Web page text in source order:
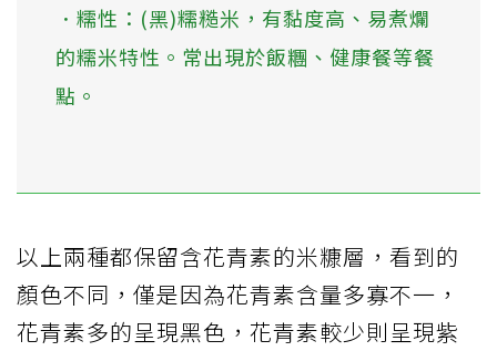
．糯性：(黑)糯糙米，有黏度高、易煮爛
的糯米特性。常出現於飯糰、健康餐等餐
點。
以上兩種都保留含花青素的米糠層，看到的
顏色不同，僅是因為花青素含量多寡不一，
花青素多的呈現黑色，花青素較少則呈現紫